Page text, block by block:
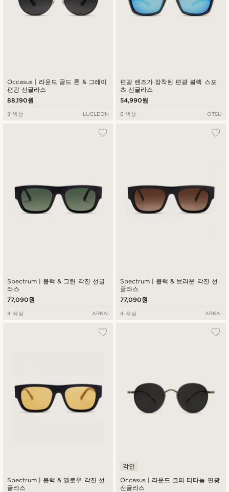
Occasus | 라운드 골드 톤 & 그레이
편광 선글라스
88,190원
3 색상 LUCLEON
편광 렌즈가 장착된 편광 블랙 스포
츠 선글라스
54,990원
6 색상 OTSU
Spectrum | 블랙 & 그린 각진 선글
라스
77,090원
4 색상 ARKAI
Spectrum | 블랙 & 브라운 각진 선
글라스
77,090원
4 색상 ARKAI
Spectrum | 블랙 & 옐로우 각진 선
글라스
Occasus | 라운드 코퍼 티타늄 편광
선글라스
각인